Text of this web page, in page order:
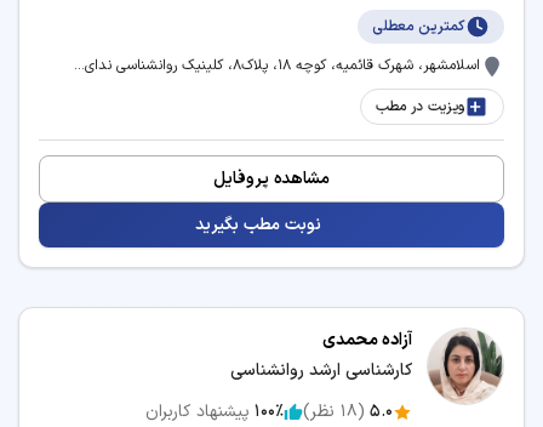
کمترین معطلی
اسلامشهر، شهرک قائمیه، کوچه 18، پلاک8، کلینیک روانشناسی ندای...
ویزیت در مطب
مشاهده پروفایل
نوبت مطب بگیرید
آزاده محمدی
کارشناسی ارشد روانشناسی
5.0
(
18 نظر) 100٪ پیشنهاد کاربران